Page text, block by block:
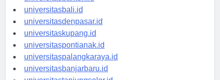
universitasbanten.id
universitasbali.id
universitasdenpasar.id
universitaskupang.id
universitaspontianak.id
universitaspalangkaraya.id
universitasbanjarbaru.id